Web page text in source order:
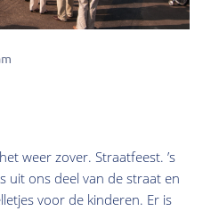
weer zover. Straatfeest. ’s
uit ons deel van de straat en
voor de kinderen. Er is